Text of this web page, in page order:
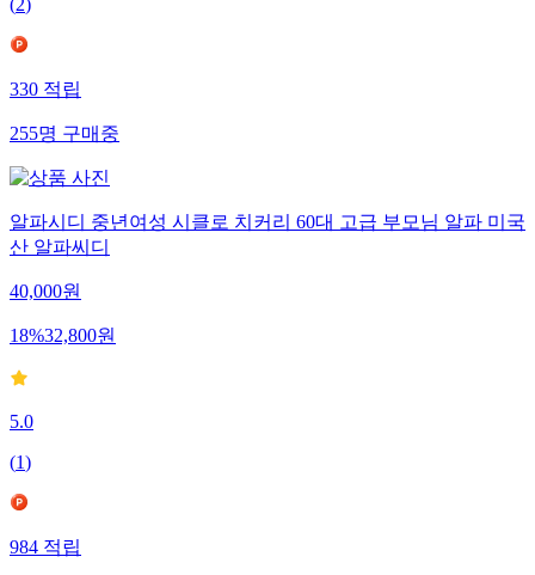
(2)
330적립
255명구매중
알파시디 중년여성 시클로 치커리 60대 고급 부모님 알파 미국
산 알파씨디
40,000원
18%32,800원
5.0
(1)
984적립